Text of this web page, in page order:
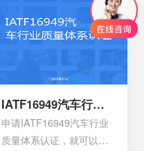
的内容大部分都是认证过
程中所不可以缺少的，但
是因为组织的架构和管理
能也会存在一定的差异
运行改进的阶段。体系的
阶段就能够自行的完成，
其中也会包含三大体系的
手册，其中会包含各种操
作指南，记录文件，还有
规章制度，尽量要选择一
IATF16949汽车行业质量体系认证
申请IATF16949汽车行业
质量体系认证，就可以有